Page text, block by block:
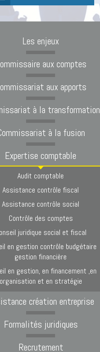
Les enjeux
aux comptes
aux apports
à la transformation
à la fusion
Expertise comptable
Audit comptable
Assistance contrôle fiscal
Assistance contrôle social
Contrôle des comptes
juridique social et fiscal
en gestion contrôle budgétaire
gestion financière
en gestion, en financement ,en
organisation et en stratégie
création entreprise
Formalités juridiques
Recrutement